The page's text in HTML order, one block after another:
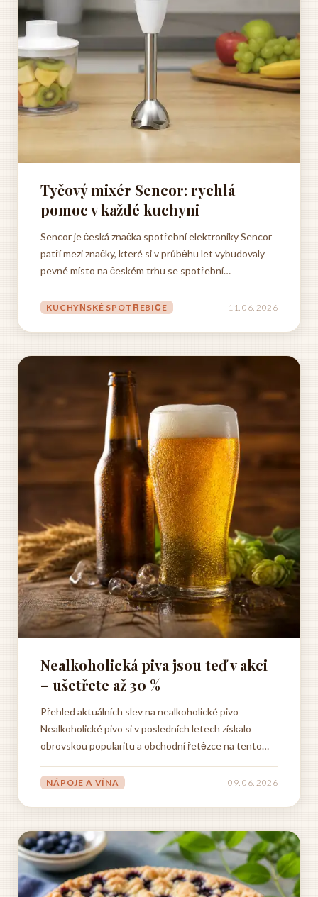
Tyčový mixér Sencor: rychlá
pomoc v každé kuchyni
Sencor je česká značka spotřební elektroniky Sencor
patří mezi značky, které si v průběhu let vybudovaly
pevné místo na českém trhu se spotřební
cílem nabídnout domácnostem kvalitní elektroniku za
KUCHYŇSKÉ SPOTŘEBIČE 11. 06. 2026
Nealkoholická piva jsou teď v akci
– ušetřete až 30 %
Přehled aktuálních slev na nealkoholické pivo
Nealkoholické pivo si v posledních letech získalo
obrovskou popularitu a obchodní řetězce na tento
akcemi. Pokud pravidelně sledujete letáky a akční
NÁPOJE A VÍNA 09. 06. 2026